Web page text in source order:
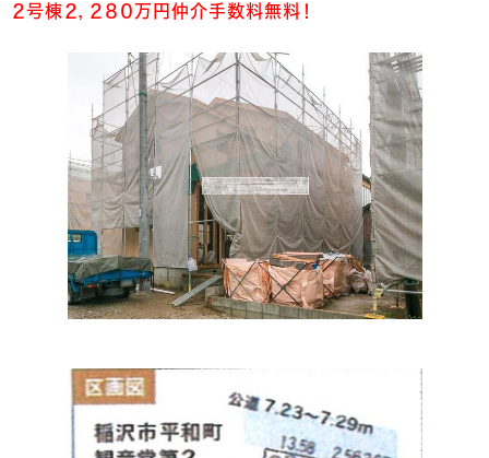
２号棟２，２８０万円仲介手数料無料！